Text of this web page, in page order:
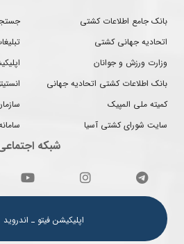
بانک جامع اطلاعات کشتی
اتحادیه جهانی کشتی
وزارت ورزش و جوانان
بانک اطلاعات کشتی اتحادیه جهانی
کمیته ملی المپیک
سایت شورای کشتی آسیا
شبکه
اپلیکیشن فیتو ـ اندروید